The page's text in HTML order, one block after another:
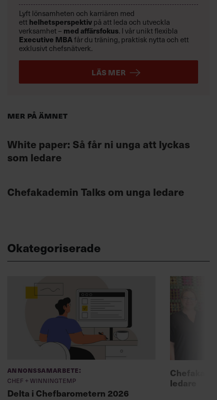
Mer på ämnet
White paper: Så får ni unga att lyckas
som ledare
Chefakademin Talks om unga ledare
Lyft lönsamheten och karriären med
ett helhetsperspektivpå att leda och utveckla
verksamhet – med affärsfokus. I vår unikt flexibla
Executive MBAfår du träning, praktisk nytta och ett
exklusivt chefsnätverk.
LÄS MER
Okategoriserade
Annonssamarbete:
Chef + Winningtemp
Delta i Chefbarometern 2026
ledare